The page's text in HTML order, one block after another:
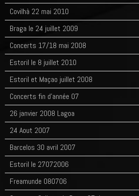
Covilhà 22 mai 2010
Braga le 24 juillet 2009
Concerts 17/18 mai 2008
Estoril le 8 juillet 2010
Estoril et Maçao juillet 2008
Concerts fin d'année 07
26 janvier 2008 Lagoa
24 Aout 2007
Barcelos 30 avril 2007
Estoril le 27072006
Freamunde 080706